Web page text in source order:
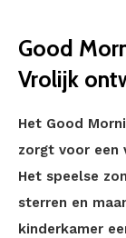
Good
Vrolijk
Het Good
zorgt voor een
Het speelse
sterren en
kinderkamer